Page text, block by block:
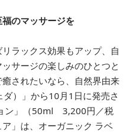
のマッサージを
ラックス効果もアップ、自
サージの楽しみのひとつと
されたいなら、自然界由来
）」から10月1日に発売さ
ン」（50ml 3,200円／税
」は、オーガニック ラベ